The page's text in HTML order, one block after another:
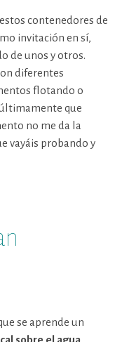
contenedores de
invitación en sí,
de unos y otros.
diferentes
flotando o
que
no me da la
vayáis probando y
se aprende un